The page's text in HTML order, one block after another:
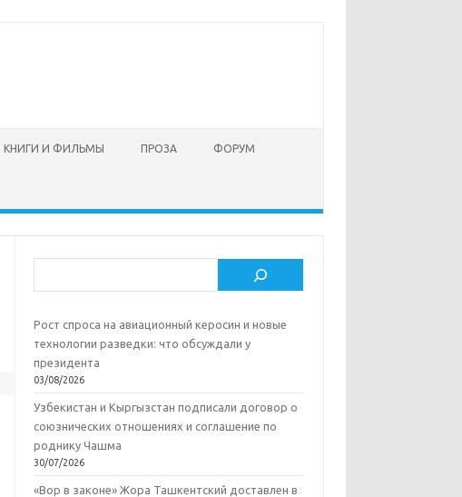
КНИГИ И ФИЛЬМЫ ПРОЗА ФОРУМ
Рост спроса на авиационный керосин и новые
технологии разведки: что обсуждали у
президента
03/08/2026
Узбекистан и Кыргызстан подписали договор о
союзнических отношениях и соглашение по
роднику Чашма
30/07/2026
«Вор в законе» Жора Ташкентский доставлен в